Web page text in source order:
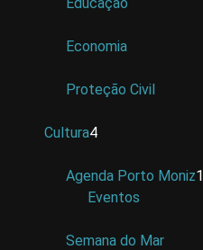
Economia
Proteção Civil
Cultura4
Agenda Porto Moniz1
Eventos
Semana do Mar